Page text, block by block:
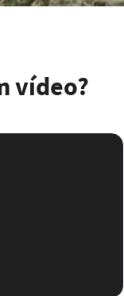
vídeo?